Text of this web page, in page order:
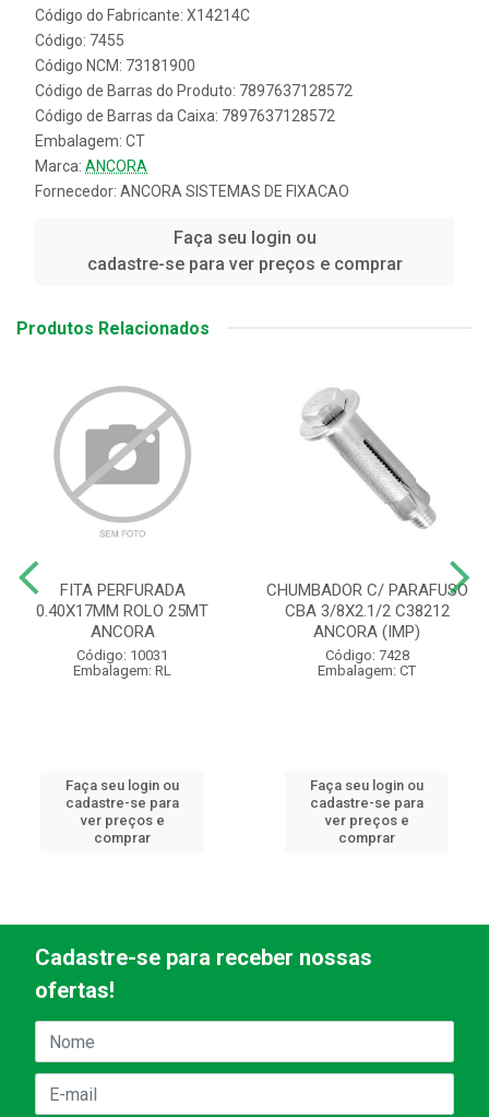
Código do Fabricante: X14214C
Código: 7455
Código NCM: 73181900
Código de Barras do Produto: 7897637128572
Código de Barras da Caixa: 7897637128572
Embalagem: CT
Marca: ANCORA
Fornecedor: ANCORA SISTEMAS DE FIXACAO
Faça seu login ou
cadastre-se para ver preços e comprar
Produtos Relacionados
FITA PERFURADA
0.40X17MM ROLO 25MT
ANCORA
Código: 10031
Embalagem: RL
Faça seu login ou
cadastre-se para
ver preços e
comprar
CHUMBADOR C/ PARAFUSO
CBA 3/8X2.1/2 C38212
ANCORA (IMP)
Código: 7428
Embalagem: CT
Faça seu login ou
cadastre-se para
ver preços e
comprar
Cadastre-se para receber nossas
ofertas!